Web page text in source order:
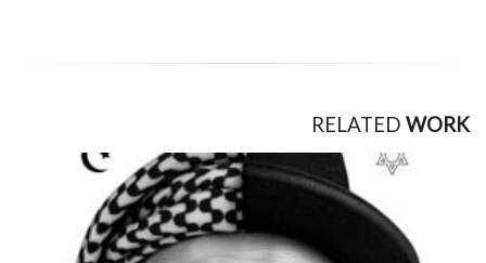
RELATED WORK